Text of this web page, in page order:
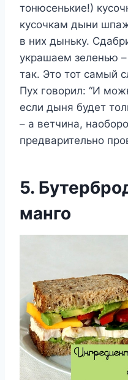
тонюсенькие!)
кусочкам дыни
в них дыньку.
украшаем зеленью
так. Это тот самый
Пух говорил: “И
если дыня будет
– а ветчина,
предварительно
5.
манго